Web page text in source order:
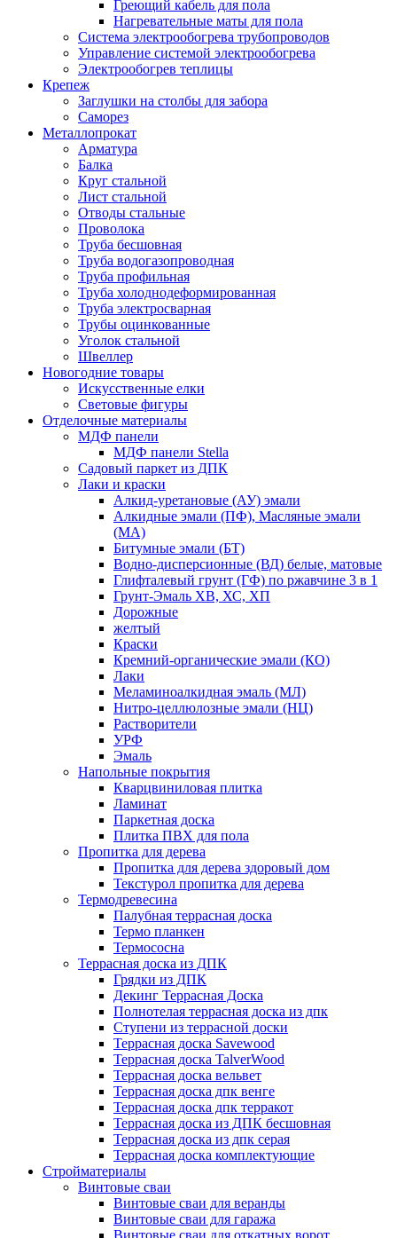
Греющий кабель для пола
Нагревательные маты для пола
Система электрообогрева трубопроводов
Управление системой электрообогрева
Электрообогрев теплицы
Крепеж
Заглушки на столбы для забора
Саморез
Металлопрокат
Арматура
Балка
Круг стальной
Лист стальной
Отводы стальные
Проволока
Труба бесшовная
Труба водогазопроводная
Труба профильная
Труба холоднодеформированная
Труба электросварная
Трубы оцинкованные
Уголок стальной
Швеллер
Новогодние товары
Искусственные елки
Световые фигуры
Отделочные материалы
МДФ панели
МДФ панели Stella
Садовый паркет из ДПК
Лаки и краски
Алкид-уретановые (АУ) эмали
Алкидные эмали (ПФ), Масляные эмали
(МА)
Битумные эмали (БТ)
Водно-дисперсионные (ВД) белые, матовые
Глифталевый грунт (ГФ) по ржавчине 3 в 1
Грунт-Эмаль ХВ, ХС, ХП
Дорожные
желтый
Краски
Кремний-органические эмали (КО)
Лаки
Меламиноалкидная эмаль (МЛ)
Нитро-целлюлозные эмали (НЦ)
Растворители
УРФ
Эмаль
Напольные покрытия
Кварцвиниловая плитка
Ламинат
Паркетная доска
Плитка ПВХ для пола
Пропитка для дерева
Пропитка для дерева здоровый дом
Текстурол пропитка для дерева
Термодревесина
Палубная террасная доска
Термо планкен
Термососна
Террасная доска из ДПК
Грядки из ДПК
Декинг Террасная Доска
Полнотелая террасная доска из дпк
Ступени из террасной доски
Террасная доска Savewood
Террасная доска TalverWood
Террасная доска вельвет
Террасная доска дпк венге
Террасная доска дпк терракот
Террасная доска из ДПК бесшовная
Террасная доска из дпк серая
Террасная доска комплектующие
Стройматериалы
Винтовые сваи
Винтовые сваи для веранды
Винтовые сваи для гаража
Винтовые сваи для откатных ворот